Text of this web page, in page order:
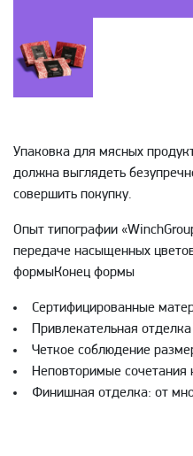
Упаковка для мясных
должна выглядеть
совершить покупку.
Опыт типографии
передаче насыщенных
формыКонец формы
Сертифицированные
Привлекательная
Четкое соблюдение
Неповторимые сочетания
Финишная отделка: от